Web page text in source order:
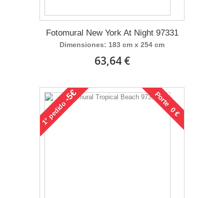
Fotomural New York At Night 97331
Dimensiones: 183 cm x 254 cm
63,64 €
1°
pedido
-5€ Porte 0 €